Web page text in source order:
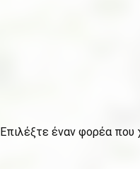
Επιλέξτε έναν φορέα που